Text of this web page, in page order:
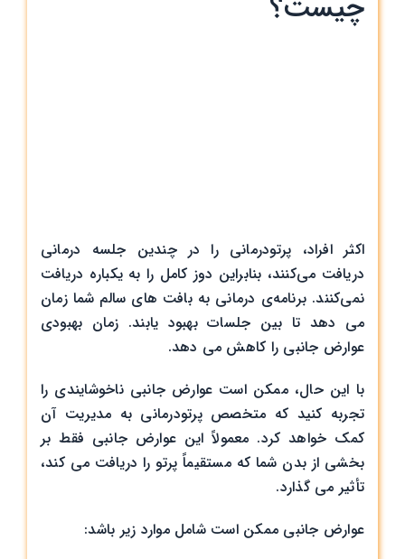
اکثر افراد، پرتودرمانی را در چندین جلسه درمانی
دریافت می‌کنند، بنابراین دوز کامل را به یکباره دریافت
نمی‌کنند. برنامه‌ی درمانی به بافت های سالم شما زمان
می دهد تا بین جلسات بهبود یابند. زمان بهبودی
عوارض جانبی را کاهش می دهد.
با این حال، ممکن است عوارض جانبی ناخوشایندی را
تجربه کنید که متخصص پرتودرمانی به مدیریت آن
کمک خواهد کرد. معمولاً این عوارض جانبی فقط بر
بخشی از بدن شما که مستقیماً پرتو را دریافت می کند،
تأثیر می گذارد.
عوارض جانبی ممکن است شامل موارد زیر باشد: